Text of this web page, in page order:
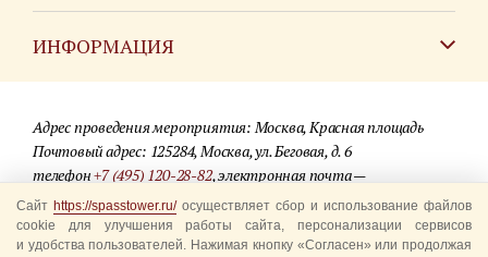
ИНФОРМАЦИЯ
Для СМИ
Где купить билеты
Акции
Адрес проведения мероприятия: Москва, Красная площадь
Почтовый адрес: 125284, Москва, ул. Беговая, д. 6
телефон+7 (495) 120-28-82, электронная почта —
info@spasstower.ru
© 2009-2025 Официальный сайт фестиваля «Спасская башня»
Сайт https://spasstower.ru/осуществляет сбор и использование файлов
cookie для улучшения работы сайта, персонализации сервисов
и удобства пользователей. Нажимая кнопку «Согласен» или продолжая